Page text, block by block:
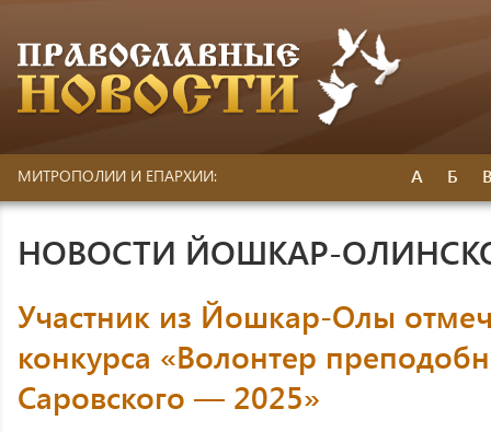
МИТРОПОЛИИ И ЕПАРХИИ: А Б
НОВОСТИ ЙОШКАР-
Участник из Йошкар-Олы
конкурса «Волонтер
Саровского — 2025»